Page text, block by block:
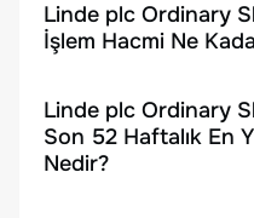
Linde plc Ordinary
İşlem Hacmi Ne
Linde plc Ordinary
Son 52 Haftalık En
Nedir?